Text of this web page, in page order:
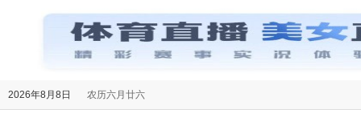
2026年8月8日 农历六月廿六